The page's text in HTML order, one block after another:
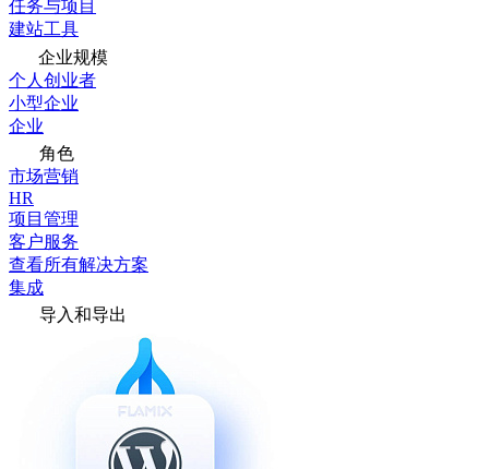
任务与项目
建站工具
企业规模
个人创业者
小型企业
企业
角色
市场营销
HR
项目管理
客户服务
查看所有解决方案
集成
导入和导出